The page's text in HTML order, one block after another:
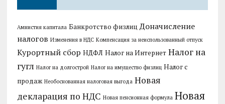
Амнистия капитала Банкротство физлиц Доначисление
налогов Изменения в НДС Компенсация за неиспользованный отпуск
Курортный сбор НДФЛ Налог на Интернет Налог на
гугл Налог на долгострой Налог на имущество физлиц Налог с
продаж Необоснованная налоговая выгода Новая
декларация по НДС Новая пенсионная формула Новая